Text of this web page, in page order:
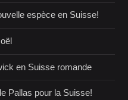
espèce en Suisse!
en Suisse romande
Pallas pour la Suisse!